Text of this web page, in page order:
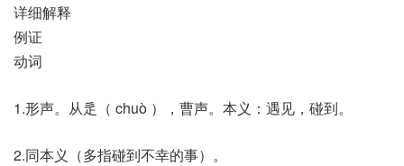
详细解释
例证
动词
1.形声。从辵（ chuò ），曹声。本义：遇见，碰到。
2.同本义（多指碰到不幸的事）。